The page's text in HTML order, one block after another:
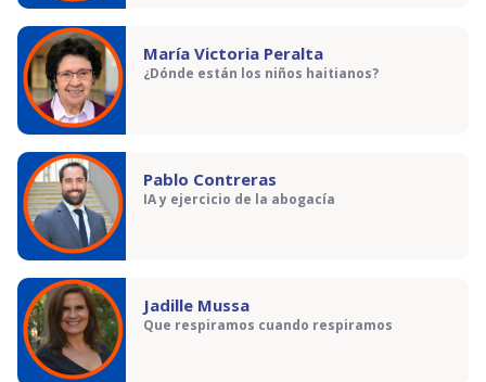
María Victoria Peralta
¿Dónde están los niños haitianos?
Pablo Contreras
IA y ejercicio de la abogacía
Jadille Mussa
Que respiramos cuando respiramos